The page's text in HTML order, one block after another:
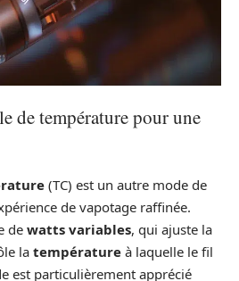
de température pour une
(TC) est un autre mode de
de vapotage raffinée.
de watts variables, qui ajuste la
la température à laquelle le fil
est particulièrement apprécié